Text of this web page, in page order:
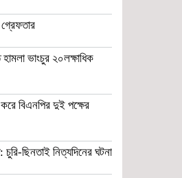
গ্রেফতার
হামলা ভাংচুর ২০লক্ষাধিক
করে বিএনপির দুই পক্ষের
ছিনতাই নিত্যদিনের ঘটনা